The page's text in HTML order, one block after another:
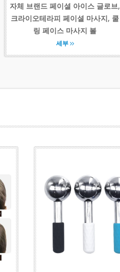
자체 브랜드 페이셜 아이스 글로브,
크라이오테라피 페이셜 마사지, 쿨
링 페이스 마사지 볼
세부